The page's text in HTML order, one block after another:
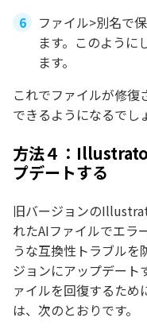
ファイル>別名で
ます。このように
ます。
これでファイルが修
できるようになるでし
方法４：
プデートする
旧バージョンの
れたAIファイルでエラ
うな互換性トラブルを
ジョンにアップデー
ァイルを回復するため
は、次のとおりです。